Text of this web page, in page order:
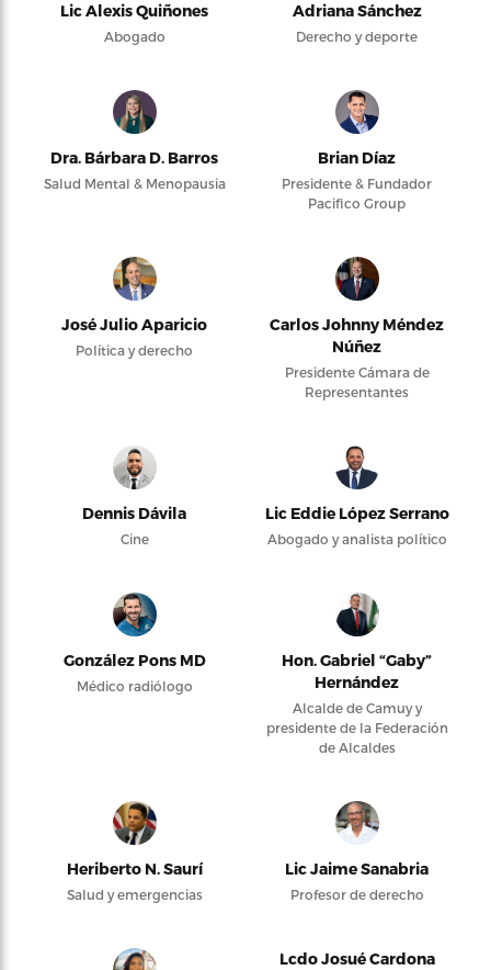
Lic Alexis Quiñones
Abogado
Adriana Sánchez
Derecho y deporte
Dra. Bárbara D. Barros
Salud Mental & Menopausia
Brian Díaz
Presidente & Fundador
Pacifico Group
José Julio Aparicio
Política y derecho
Carlos Johnny Méndez
Núñez
Presidente Cámara de
Representantes
Dennis Dávila
Cine
Lic Eddie López Serrano
Abogado y analista político
González Pons MD
Médico radiólogo
Hon. Gabriel “Gaby”
Hernández
Alcalde de Camuy y
presidente de la Federación
de Alcaldes
Heriberto N. Saurí
Salud y emergencias
Lic Jaime Sanabria
Profesor de derecho
Lcdo Josué Cardona